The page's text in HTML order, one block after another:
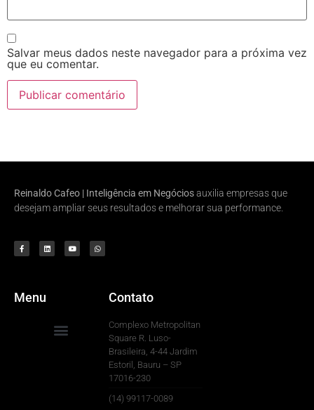
Salvar meus dados neste navegador para a próxima vez
que eu comentar.
Reinaldo Cafeo | Inteligência em Negóciosauxilia empresas que
desejam ampliar seus resultados e melhorar sua performance.
Menu Contato
Complexo Metropolitan
Square R. Luso-
Brasileira, 4-44 Jardim
Estoril, Bauru – SP
17016-230
(14) 99117-0089